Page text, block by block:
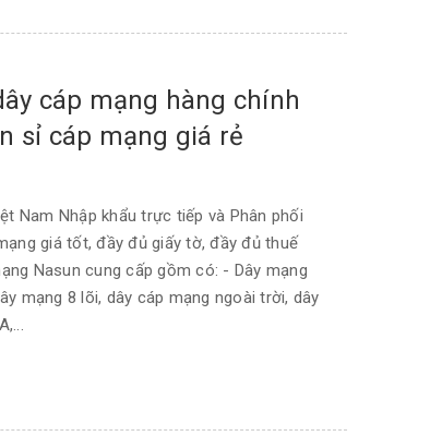
cáp mạng hàng chính
sỉ cáp mạng giá rẻ
Nam Nhập khẩu trực tiếp và Phân phối
giá tốt, đầy đủ giấy tờ, đầy đủ thuế
Nasun cung cấp gồm có: - Dây mạng
mạng 8 lõi, dây cáp mạng ngoài trời, dây